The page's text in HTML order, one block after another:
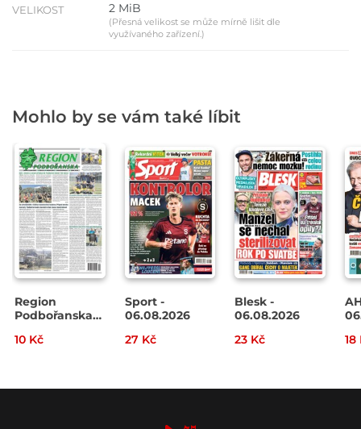
VELIKOST 2 MiB
(Přesná velikost se může mírně lišit dle
využívaného zařízení.)
Mohlo by se vám také líbit
Region
Podbořanska
10 Kč
Sport -
06.08.2026
27 Kč
Blesk -
06.08.2026
23 Kč
18